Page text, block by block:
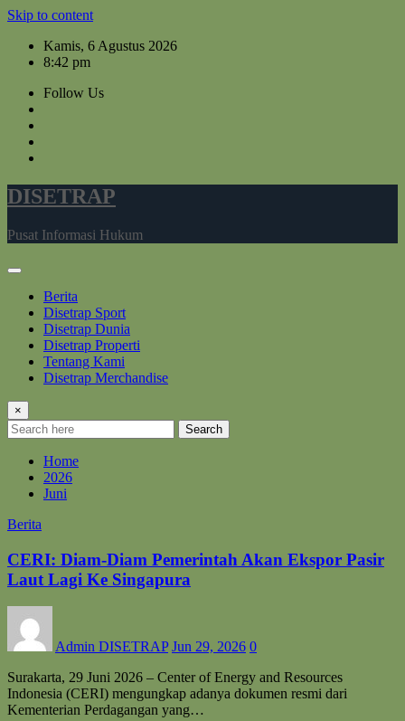
Skip to content
Kamis, 6 Agustus 2026
8:42 pm
Follow Us
DISETRAP
Pusat Informasi Hukum
Berita
Disetrap Sport
Disetrap Dunia
Disetrap Properti
Tentang Kami
Disetrap Merchandise
×
Search
Home
2026
Juni
Berita
CERI: Diam-Diam Pemerintah Akan Ekspor Pasir
Laut Lagi Ke Singapura
Admin DISETRAP Jun 29, 2026 0
Surakarta, 29 Juni 2026 – Center of Energy and Resources
Indonesia (CERI) mengungkap adanya dokumen resmi dari
Kementerian Perdagangan yang…